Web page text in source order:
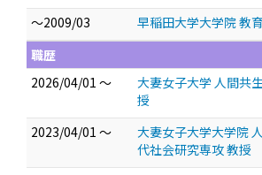
～2009/03
早稲田大学大学院 教
職歴
2026/04/01 ～
大妻女子大学 人間共
授
2023/04/01 ～
大妻女子大学大学院
代社会研究専攻 教授